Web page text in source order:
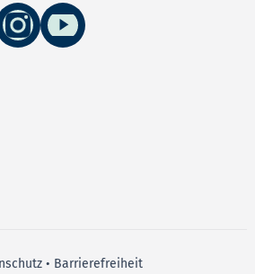
• Barrierefreiheit